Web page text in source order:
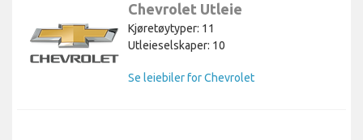
Chevrolet Utleie
Kjøretøytyper: 11
Utleieselskaper: 10
Se leiebiler for Chevrolet